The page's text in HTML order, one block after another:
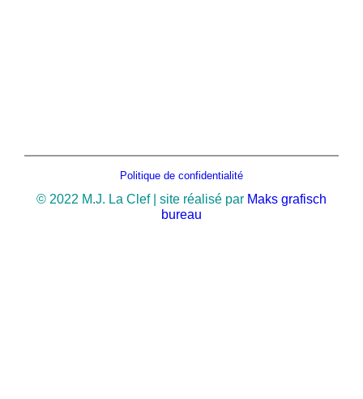
Politique de confidentialité
© 2022 M.J. La Clef | site réalisé par Maks grafisch
bureau